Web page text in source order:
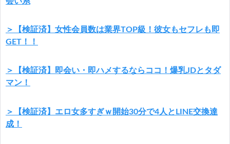
＞【検証済】女性会員数は業界TOP級！彼女もセフレも即
GET！！
＞【検証済】即会い・即ハメするならココ！爆乳JDとタダ
マン！
＞【検証済】エロ女多すぎｗ開始30分で4人とLINE交換達
成！